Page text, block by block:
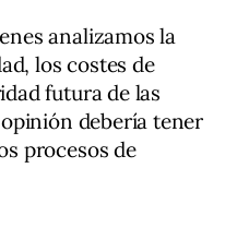
analizamos la
los costes de
futura de las
debería tener
procesos de